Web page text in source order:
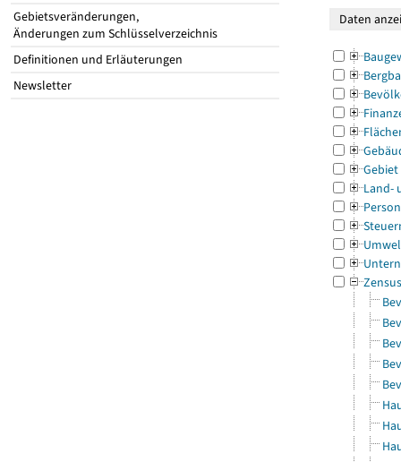
Gebietsveränderungen,
Änderungen zum Schlüsselverzeichnis
Definitionen und Erläuterungen
Newsletter
Gebiet
Land-
Zensus